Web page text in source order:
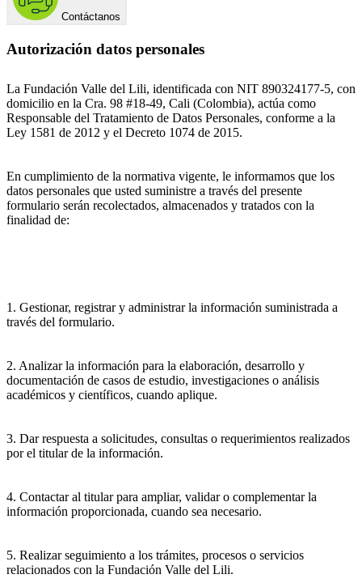
Contáctanos
Autorización datos personales
La Fundación Valle del Lili, identificada con NIT 890324177-5, con
domicilio en la Cra. 98 #18-49, Cali (Colombia), actúa como
Responsable del Tratamiento de Datos Personales, conforme a la
Ley 1581 de 2012 y el Decreto 1074 de 2015.
En cumplimiento de la normativa vigente, le informamos que los
datos personales que usted suministre a través del presente
formulario serán recolectados, almacenados y tratados con la
finalidad de:
1. Gestionar, registrar y administrar la información suministrada a
través del formulario.
2. Analizar la información para la elaboración, desarrollo y
documentación de casos de estudio, investigaciones o análisis
académicos y científicos, cuando aplique.
3. Dar respuesta a solicitudes, consultas o requerimientos realizados
por el titular de la información.
4. Contactar al titular para ampliar, validar o complementar la
información proporcionada, cuando sea necesario.
5. Realizar seguimiento a los trámites, procesos o servicios
relacionados con la Fundación Valle del Lili.